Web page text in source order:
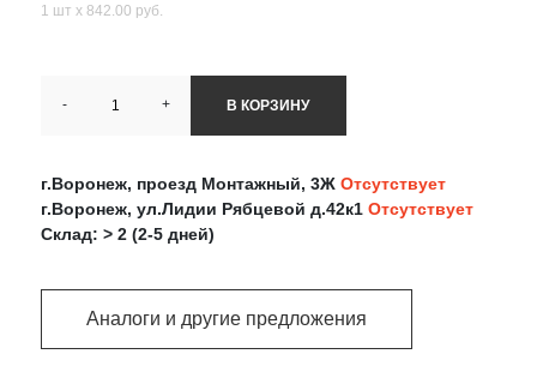
1 шт х 842.00 руб.
- + В КОРЗИНУ
г.Воронеж, проезд Монтажный, 3Ж Отсутствует
г.Воронеж, ул.Лидии Рябцевой д.42к1 Отсутствует
Склад: > 2 (2-5 дней)
Аналоги и другие предложения